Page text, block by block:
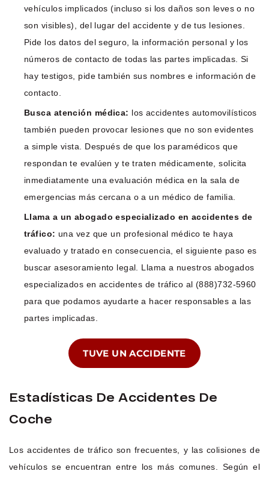
vehículos implicados (incluso si los daños son leves o no
son visibles), del lugar del accidente y de tus lesiones.
Pide los datos del seguro, la información personal y los
números de contacto de todas las partes implicadas. Si
hay testigos, pide también sus nombres e información de
contacto.
Busca atención médica: los accidentes automovilísticos
también pueden provocar lesiones que no son evidentes
a simple vista. Después de que los paramédicos que
respondan te evalúen y te traten médicamente, solicita
inmediatamente una evaluación médica en la sala de
emergencias más cercana o a un médico de familia.
Llama a un abogado especializado en accidentes de
tráfico: una vez que un profesional médico te haya
evaluado y tratado en consecuencia, el siguiente paso es
buscar asesoramiento legal. Llama a nuestros abogados
especializados en accidentes de tráfico al (888)732-5960
para que podamos ayudarte a hacer responsables a las
partes implicadas.
TUVE UN ACCIDENTE
Estadísticas De Accidentes De
Coche
Los accidentes de tráfico son frecuentes, y las colisiones de
vehículos se encuentran entre los más comunes. Según el